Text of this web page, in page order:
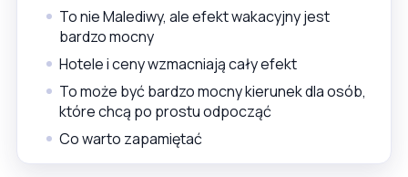
To nie Malediwy, ale efekt wakacyjny jest
bardzo mocny
Hotele i ceny wzmacniają cały efekt
To może być bardzo mocny kierunek dla osób,
które chcą po prostu odpocząć
Co warto zapamiętać